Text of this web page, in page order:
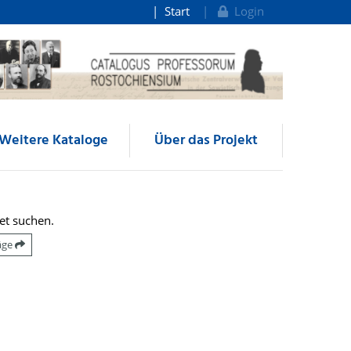
Start Login
Kataloge Über das Projekt
suchen.